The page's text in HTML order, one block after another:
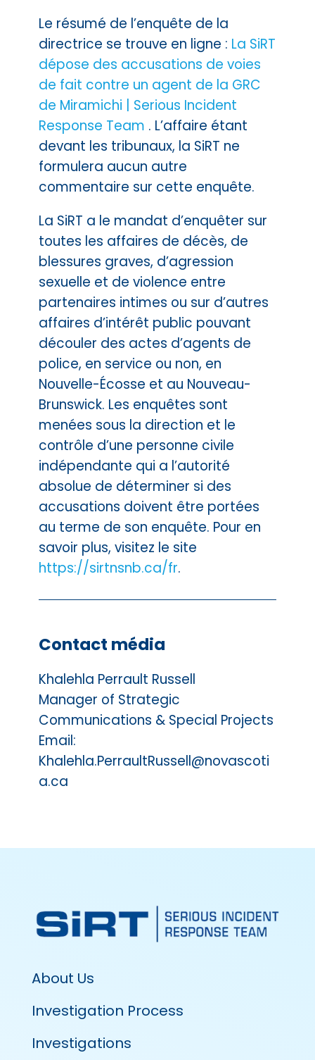
Le résumé de l’enquête de la
directrice se trouve en ligne : La SiRT
dépose des accusations de voies
de fait contre un agent de la GRC
de Miramichi | Serious Incident
Response Team . L’affaire étant
devant les tribunaux, la SiRT ne
formulera aucun autre
commentaire sur cette enquête.
La SiRT a le mandat d’enquêter sur
toutes les affaires de décès, de
blessures graves, d’agression
sexuelle et de violence entre
partenaires intimes ou sur d’autres
affaires d’intérêt public pouvant
découler des actes d’agents de
police, en service ou non, en
Nouvelle-Écosse et au Nouveau-
Brunswick. Les enquêtes sont
menées sous la direction et le
contrôle d’une personne civile
indépendante qui a l’autorité
absolue de déterminer si des
accusations doivent être portées
au terme de son enquête. Pour en
savoir plus, visitez le site
https://sirtnsnb.ca/fr.
Contact média
Khalehla Perrault Russell
Manager of Strategic
Communications & Special Projects
Email:
Khalehla.PerraultRussell@novascoti
a.ca
About Us
Investigation Process
Investigations